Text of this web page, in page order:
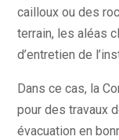
cailloux ou des
terrain, les aléas
d’entretien de
Dans ce cas, la
pour des travaux
évacuation en